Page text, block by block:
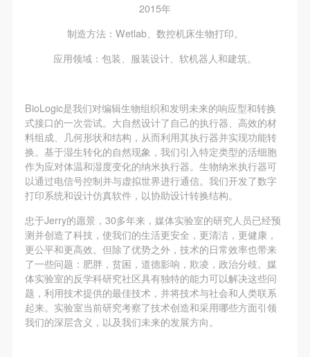
2015年
制造方法：Wetlab、数控机床生物打印。
应用领域：包装、服装设计、软机器人和建筑。
BioLogic是我们对编辑生物组织和发明未来的响应型和转换
式接口的一次尝试。大自然设计了自己的执行器、高效的材
料组成、几何形状和结构，从而利用其执行器并实现功能转
换。基于湿生转化的自然现象，我们引入特定类型的活细胞
作为应对体温和湿度变化的纳米执行器。生物纳米执行器可
以通过电信号控制并与虚拟世界进行通信。我们开发了数字
打印系统和设计仿真软件，以协助设计转换结构。
忠于Jerry的愿景，30多年来，媒体实验室的研究人员已经预
测并创造了科技，使我们的生活更安全，更清洁，更健康，
更公平和更高效。但除了优势之外，技术的日常效率也带来
了一些问题：肥胖，贫困，道德影响，欺凌，政治分歧。媒
体实验室的反学科研究社区具有独特的能力可以解决这些问
题，利用技术提供的最佳技术，并将技术与社会和人类联系
起来。实验室当前研究考察了技术创造和采用哪些方面引领
我们的深层含义，以及我们未来的发展方向。
破坏。活动中任何非事故当事人及美术馆将不承担相
应的责任与损失，应由参与活动者根据相应的法律条
文、组织规定进行协商和赔偿。并追究相应的法律责
参与活动者在参与活动时应当在美术馆工作人员及活
动导师、教师指导下进行，并正确的使用活动中所涉
及到的绘画工具、创作材料及配套设备、设施，若参
与者因个人原因在使用相应绘画工具、创作材料及配
套设备、设施造成个人受伤、伤害他人及造成相应工
当承当相应的全部责任，并主动赔偿相应的经济损
失。活动中任何非事故当事人及美术馆将不承担人身
事故的任何责任。
中央美术学院美术馆肖像权许可使用协议
根据《中华人民共和国广告法》、《中华人民共和国
民法通则》以及 最高人民法院关于贯彻执行 《中华
破坏。活动中任何非事故当事人及美术馆将不承担相
应的责任与损失，应由参与活动者根据相应的法律条
文、组织规定进行协商和赔偿。并追究相应的法律责
参与活动者在参与活动时应当在美术馆工作人员及活
动导师、教师指导下进行，并正确的使用活动中所涉
及到的绘画工具、创作材料及配套设备、设施，若参
与者因个人原因在使用相应绘画工具、创作材料及配
套设备、设施造成个人受伤、伤害他人及造成相应工
当承当相应的全部责任，并主动赔偿相应的经济损
失。活动中任何非事故当事人及美术馆将不承担人身
事故的任何责任。
中央美术学院美术馆肖像权许可使用协议
根据《中华人民共和国广告法》、《中华人民共和国
民法通则》以及 最高人民法院关于贯彻执行 《中华
破坏。活动中任何非事故当事人及美术馆将不承担相
应的责任与损失，应由参与活动者根据相应的法律条
文、组织规定进行协商和赔偿。并追究相应的法律责
参与活动者在参与活动时应当在美术馆工作人员及活
动导师、教师指导下进行，并正确的使用活动中所涉
及到的绘画工具、创作材料及配套设备、设施，若参
与者因个人原因在使用相应绘画工具、创作材料及配
套设备、设施造成个人受伤、伤害他人及造成相应工
当承当相应的全部责任，并主动赔偿相应的经济损
失。活动中任何非事故当事人及美术馆将不承担人身
事故的任何责任。
中央美术学院美术馆肖像权许可使用协议
根据《中华人民共和国广告法》、《中华人民共和国
民法通则》以及 最高人民法院关于贯彻执行 《中华